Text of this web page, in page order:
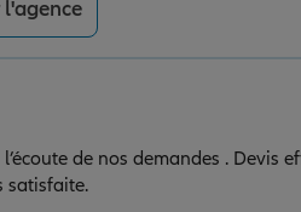
l'agence
de nos demandes . Devis
satisfaite.